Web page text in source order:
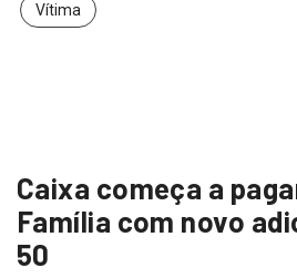
Vítima
Caixa começa a
Família com novo
50